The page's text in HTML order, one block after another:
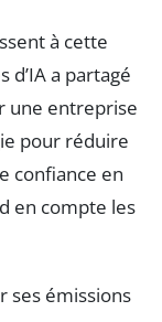
à cette
a partagé
une entreprise
pour réduire
confiance en
en compte les
ses émissions